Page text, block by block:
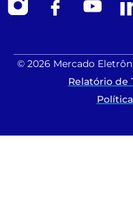
© 2026 Mercado
Relatório de